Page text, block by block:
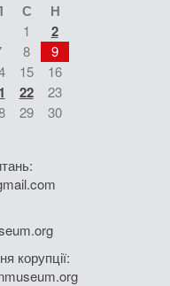
С Н
1 2
8
9
15
16
22
23
29
30
корупції: